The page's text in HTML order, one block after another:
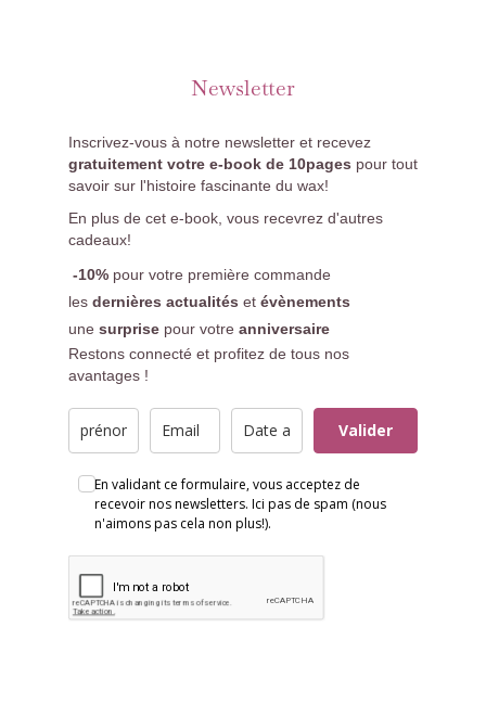
Newsletter
Inscrivez-vous à notre newsletter et recevez
gratuitement votre e-book de 10pages pour tout
savoir sur l'histoire fascinante du wax!
En plus de cet e-book, vous recevrez d'autres
cadeaux!
-10%pour votre première commande
les dernières actualités et évènements
une surprise pour votre anniversaire
Restons connecté et profitez de tous nos
avantages !
Valider
En validant ce formulaire, vous acceptez de
recevoir nos newsletters. Ici pas de spam (nous
n'aimons pas cela non plus!).